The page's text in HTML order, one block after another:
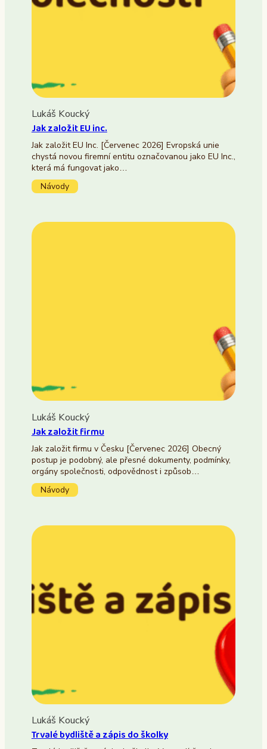
Lukáš Koucký
Jak založit EU inc.
Jak založit EU Inc. [Červenec 2026] Evropská unie
chystá novou firemní entitu označovanou jako EU Inc.,
která má fungovat jako…
Návody
Lukáš Koucký
Jak založit firmu
Jak založit firmu v Česku [Červenec 2026] Obecný
postup je podobný, ale přesné dokumenty, podmínky,
orgány společnosti, odpovědnost i způsob…
Návody
Lukáš Koucký
Trvalé bydliště a zápis do školky